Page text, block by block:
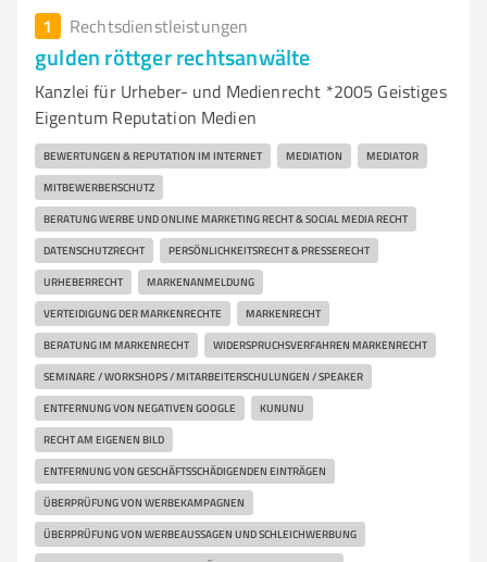
1 Rechtsdienstleistungen
gulden röttger rechtsanwälte
Kanzlei für Urheber- und Medienrecht *2005 Geistiges
Eigentum Reputation Medien
BEWERTUNGEN & REPUTATION IM INTERNET MEDIATION MEDIATOR
MITBEWERBERSCHUTZ
BERATUNG WERBE UND ONLINE MARKETING RECHT & SOCIAL MEDIA RECHT
DATENSCHUTZRECHT PERSÖNLICHKEITSRECHT & PRESSERECHT
URHEBERRECHT MARKENANMELDUNG
VERTEIDIGUNG DER MARKENRECHTE MARKENRECHT
BERATUNG IM MARKENRECHT WIDERSPRUCHSVERFAHREN MARKENRECHT
SEMINARE / WORKSHOPS / MITARBEITERSCHULUNGEN / SPEAKER
ENTFERNUNG VON NEGATIVEN GOOGLE KUNUNU
RECHT AM EIGENEN BILD
ENTFERNUNG VON GESCHÄFTSSCHÄDIGENDEN EINTRÄGEN
ÜBERPRÜFUNG VON WERBEKAMPAGNEN
ÜBERPRÜFUNG VON WERBEAUSSAGEN UND SCHLEICHWERBUNG